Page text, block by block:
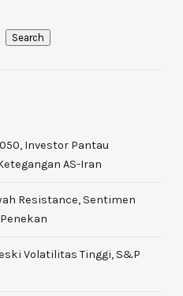
Search
Investor Pantau
AS-Iran
Resistance, Sentimen
Volatilitas Tinggi, S&P